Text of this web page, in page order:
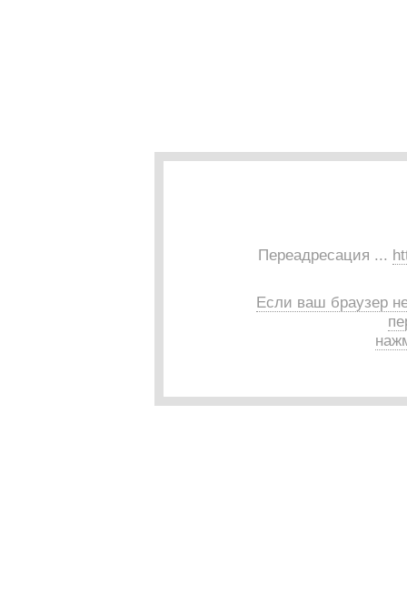
Переадресация ...
Если ваш браузер